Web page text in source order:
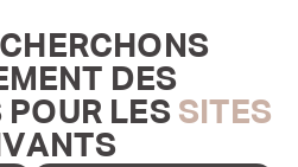
DES
POUR LES SITES